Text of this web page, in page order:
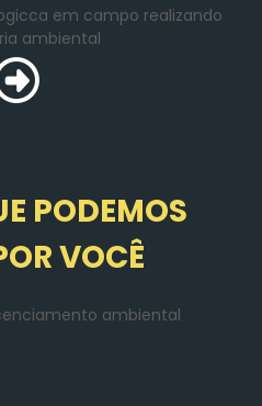
PODEMOS
VOCÊ